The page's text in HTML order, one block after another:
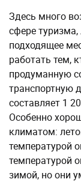
Здесь много
сфере
подходящее
работать тем,
продуманную
транспортную
составляет 1
Особенно
климатом:
температурой
температурой
зимой, но они